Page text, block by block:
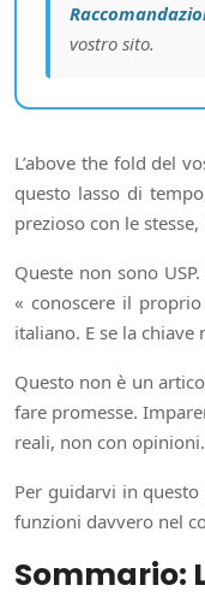
vostro sito.
L’above the fold del
questo lasso di
prezioso con le
Queste non sono
« conoscere il
italiano. E se la
Questo non è un
fare promesse.
reali, non con
Per guidarvi in
funzioni davvero nel
Sommario: